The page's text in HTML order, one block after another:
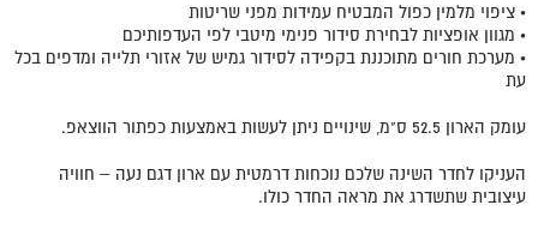
• ציפוי מלמין כפול המבטיח עמידות מפני שריטות
• מגוון אופציות לבחירת סידור פנימי מיטבי לפי העדפותיכם
• מערכת חורים מתוכננת בקפידה לסידור גמיש של אזורי תלייה ומדפים בכל
עת
עומק הארון 52.5 ס"מ, שינויים ניתן לעשות באמצעות כפתור הווצאפ.
העניקו לחדר השינה שלכם נוכחות דרמטית עם ארון דגם נעה – חוויה
עיצובית שתשדרג את מראה החדר כולו.